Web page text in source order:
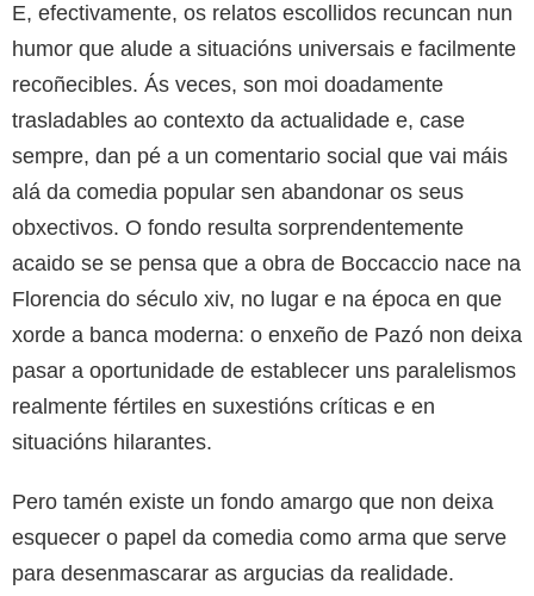
E, efectivamente, os relatos escollidos recuncan nun
humor que alude a situacións universais e facilmente
recoñecibles. Ás veces, son moi doadamente
trasladables ao contexto da actualidade e, case
sempre, dan pé a un comentario social que vai máis
alá da comedia popular sen abandonar os seus
obxectivos. O fondo resulta sorprendentemente
acaido se se pensa que a obra de Boccaccio nace na
Florencia do século xiv, no lugar e na época en que
xorde a banca moderna: o enxeño de Pazó non deixa
pasar a oportunidade de establecer uns paralelismos
realmente fértiles en suxestións críticas e en
situacións hilarantes.
Pero tamén existe un fondo amargo que non deixa
esquecer o papel da comedia como arma que serve
para desenmascarar as argucias da realidade.